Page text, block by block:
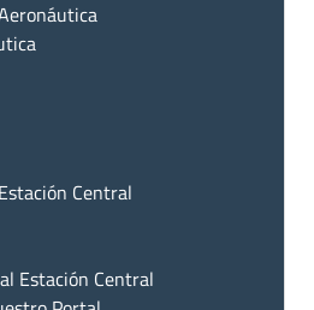
Central
Estación Central